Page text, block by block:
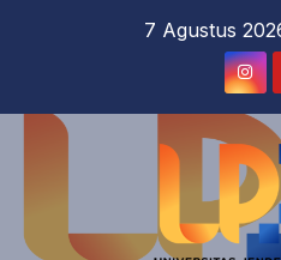
7 Agustus